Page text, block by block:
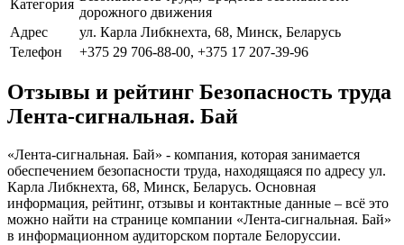
Категория
дорожного движения
Адрес
ул. Карла Либкнехта, 68, Минск, Беларусь
Телефон
+375 29 706-88-00, +375 17 207-39-96
Отзывы и рейтинг Безопасность труда
Лента-сигнальная. Бай
«Лента-сигнальная. Бай» - компания, которая занимается
обеспечением безопасности труда, находящаяся по адресу ул.
Карла Либкнехта, 68, Минск, Беларусь. Основная
информация, рейтинг, отзывы и контактные данные – всё это
можно найти на странице компании «Лента-сигнальная. Бай»
в информационном аудиторском портале Белоруссии.